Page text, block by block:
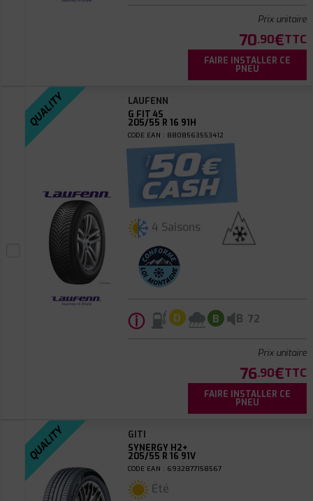
Prix unitaire
70.90€TTC
FAIRE INSTALLER CE
PNEU
QUALITY
LAUFENN
G FIT 4S
205/55 R 16 91H
CODE EAN : 8808563553412
4 Saisons
ⓘ D B B 72
Prix unitaire
76.90€TTC
FAIRE INSTALLER CE
PNEU
QUALITY
GITI
SYNERGY H2+
205/55 R 16 91V
CODE EAN : 6932877158567
Été